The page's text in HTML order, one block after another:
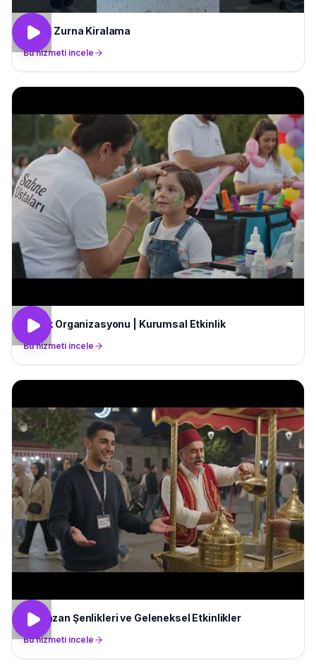
Davul Zurna Kiralama
Bu hizmeti incele
Piknik Organizasyonu | Kurumsal Etkinlik
Bu hizmeti incele
Ramazan Şenlikleri ve Geleneksel Etkinlikler
Bu hizmeti incele